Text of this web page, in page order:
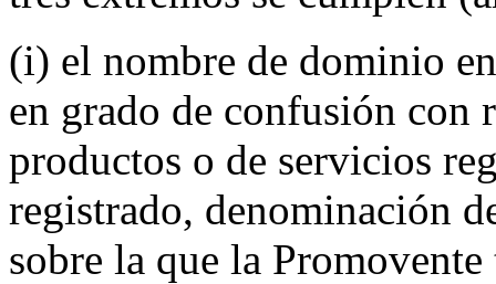
(i) el nombre de dominio
en grado de confusión con
productos o de servicios
registrado, denominación
sobre la que la